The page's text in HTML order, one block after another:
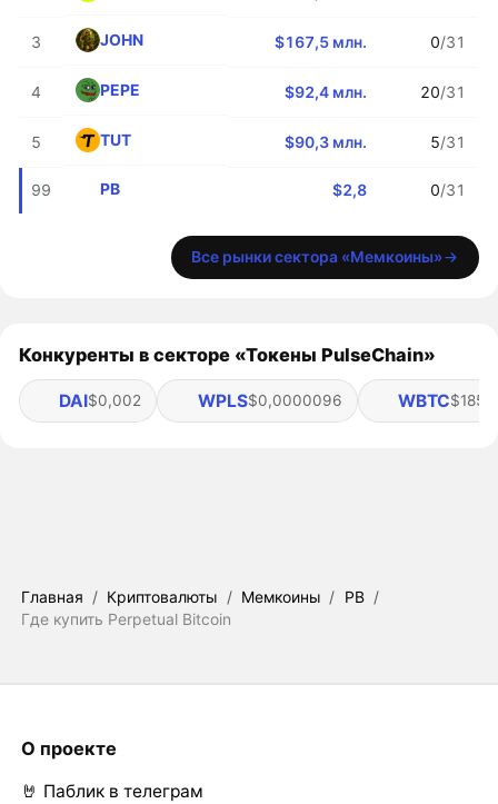
3 JOHN $167,5 млн. 0/31
4 PEPE $92,4 млн. 20/31
5 TUT $90,3 млн. 5/31
99 PB $2,8 0/31
Все рынки сектора «Мемкоины»
Конкуренты в секторе «Токены PulseChain»
DAI$0,002 WPLS$0,0000096 WBTC
Главная / Криптовалюты / Мемкоины / PB /
Где купить Perpetual Bitcoin
О проекте
🤘 Паблик в телеграм